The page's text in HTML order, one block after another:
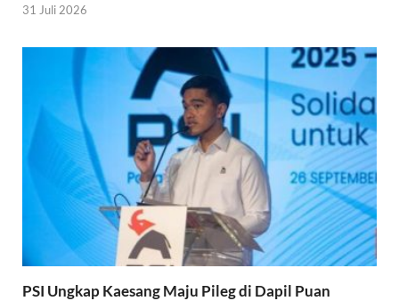
31 Juli 2026
PSI Ungkap Kaesang Maju Pileg di Dapil Puan